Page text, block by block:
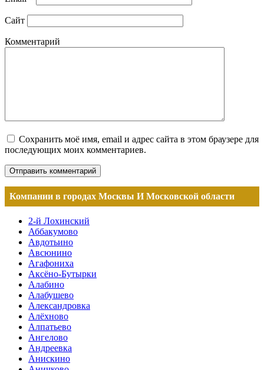
Сайт
Комментарий
Сохранить моё имя, email и адрес сайта в этом браузере для
последующих моих комментариев.
Компании в городах Москвы И Московской области
2-й Лохинский
Аббакумово
Авдотьино
Авсюнино
Агафониха
Аксёно-Бутырки
Алабино
Алабушево
Александровка
Алёхново
Алпатьево
Ангелово
Андреевка
Анискино